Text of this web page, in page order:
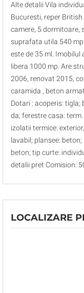
Alte detalii Vila
Bucuresti, reper
camere, 5
suprafata utila 540
este de 35 ml.
libera 1000 mp. Are
2006, renovat 2015,
caramida , beton
Dotari : acoperis:
da; ferestre casa:
izolatii termice:
lavabil; plansee:
beton; tip curte:
detalii pret Comision:
LOCALIZARE